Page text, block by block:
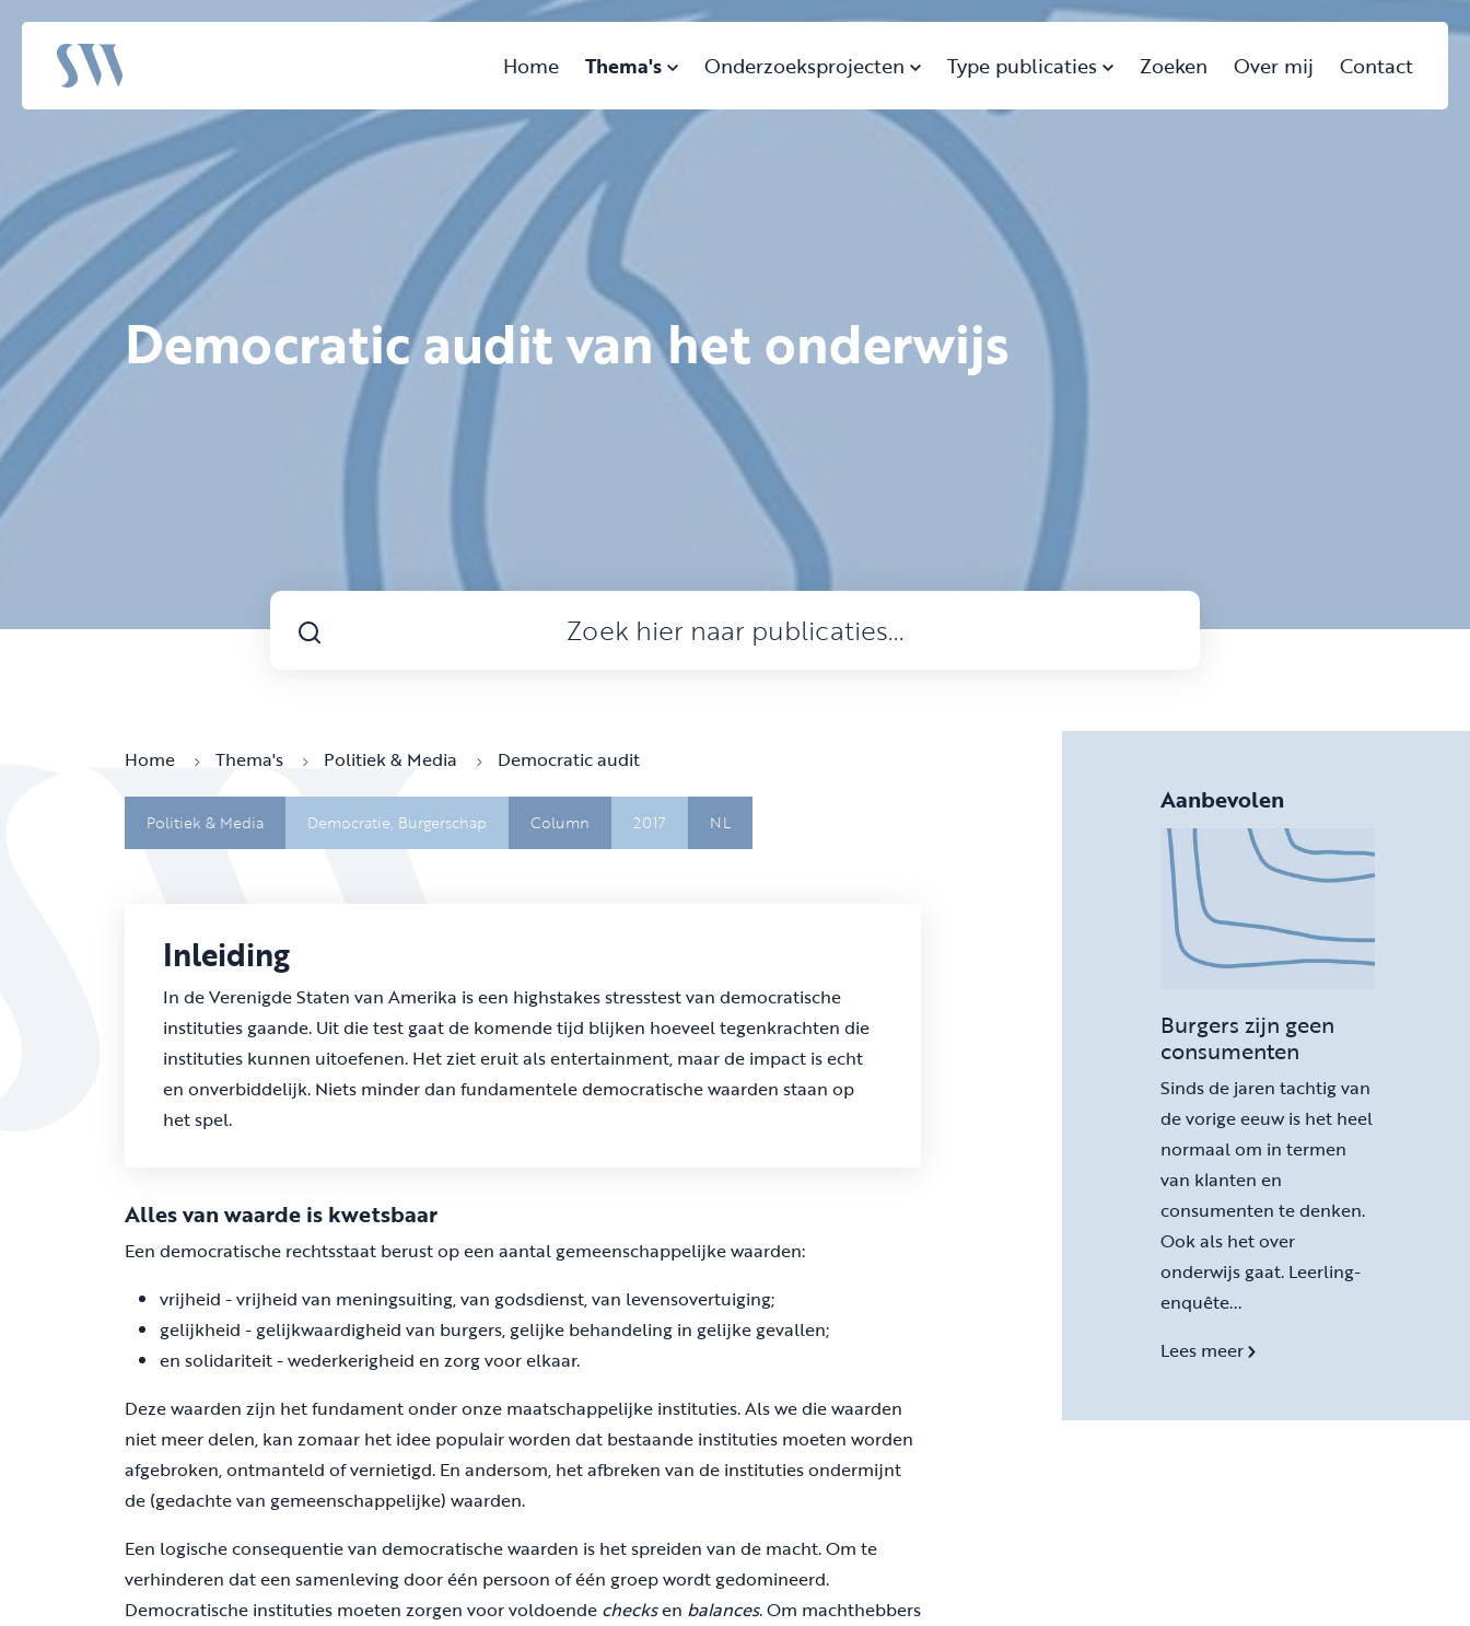
Home Thema's Onderzoeksprojecten Type publicaties Zoeken Over mij Contact
Democratic audit van het onderwijs
Home Thema's Politiek & Media Democratic audit
Politiek & Media Democratie, Burgerschap Column 2017 NL
Inleiding
In de Verenigde Staten van Amerika is een highstakes stresstest van democratische
instituties gaande. Uit die test gaat de komende tijd blijken hoeveel tegenkrachten die
instituties kunnen uitoefenen. Het ziet eruit als entertainment, maar de impact is echt
en onverbiddelijk. Niets minder dan fundamentele democratische waarden staan op
het spel.
Alles van waarde is kwetsbaar
Een democratische rechtsstaat berust op een aantal gemeenschappelijke waarden:
vrijheid - vrijheid van meningsuiting, van godsdienst, van levensovertuiging;
gelijkheid - gelijkwaardigheid van burgers, gelijke behandeling in gelijke gevallen;
en solidariteit - wederkerigheid en zorg voor elkaar.
Deze waarden zijn het fundament onder onze maatschappelijke instituties. Als we die waarden
niet meer delen, kan zomaar het idee populair worden dat bestaande instituties moeten worden
afgebroken, ontmanteld of vernietigd. En andersom, het afbreken van de instituties ondermijnt
de (gedachte van gemeenschappelijke) waarden.
Een logische consequentie van democratische waarden is het spreiden van de macht. Om te
verhinderen dat een samenleving door één persoon of één groep wordt gedomineerd.
Democratische instituties moeten zorgen voor voldoende checksen balances. Om machthebbers
Aanbevolen
Burgers zijn geen
consumenten
Sinds de jaren tachtig van
de vorige eeuw is het heel
normaal om in termen
van klanten en
consumenten te denken.
Ook als het over
onderwijs gaat. Leerling-
enquête...
Lees meer